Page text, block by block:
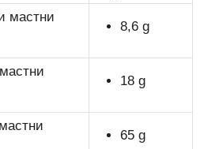
мастни
8,6 g
18 g
65 g